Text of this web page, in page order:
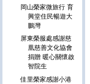
岡山榮家微旅行 育
興堂住民暢遊大
鵬灣
屏東榮服處感謝慈
凰慈善文化協會
捐贈 暖心關懷啟
智院生
佳里榮家感謝小港